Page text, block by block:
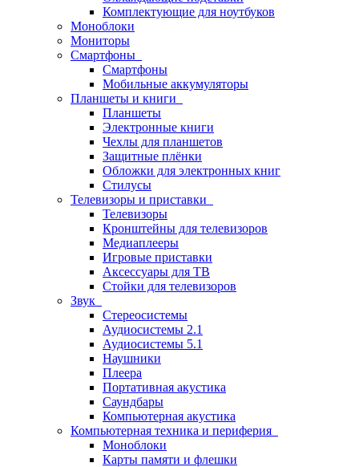
Комплектующие для ноутбуков
Моноблоки
Мониторы
Смартфоны
Смартфоны
Мобильные аккумуляторы
Планшеты и книги
Планшеты
Электронные книги
Чехлы для планшетов
Защитные плёнки
Обложки для электронных книг
Стилусы
Телевизоры и приставки
Телевизоры
Кронштейны для телевизоров
Медиаплееры
Игровые приставки
Аксессуары для ТВ
Стойки для телевизоров
Звук
Стереосистемы
Аудиосистемы 2.1
Аудиосистемы 5.1
Наушники
Плеера
Портативная акустика
Саундбары
Компьютерная акустика
Компьютерная техника и периферия
Моноблоки
Карты памяти и флешки